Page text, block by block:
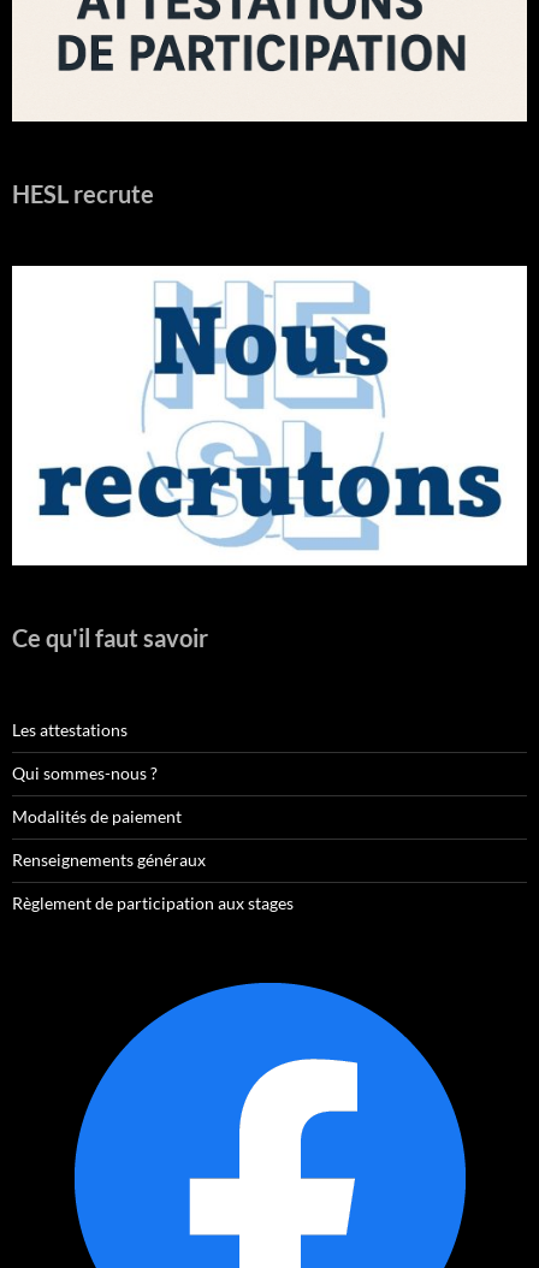
HESL recrute
Ce qu'il faut savoir
Les attestations
Qui sommes-nous ?
Modalités de paiement
Renseignements généraux
Règlement de participation aux stages